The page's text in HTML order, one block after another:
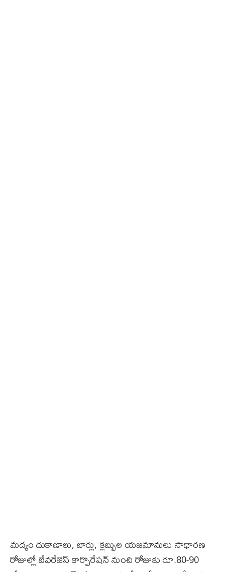
మద్యం దుకాణాలు, బార్లు, క్లబ్బుల యజమానులు సాధారణ
రోజుల్లో బేవరేజెస్‌ కార్పొరేషన్‌ నుంచి రోజుకు రూ.80-90